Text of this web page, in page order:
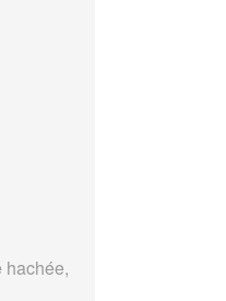
hachée,